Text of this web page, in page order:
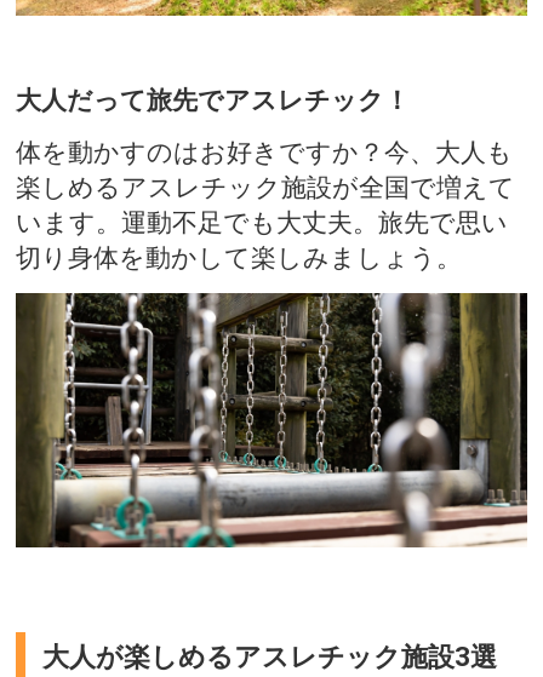
大人だって旅先でアスレチック！
体を動かすのはお好きですか？今、大人も
楽しめるアスレチック施設が全国で増えて
います。運動不足でも大丈夫。旅先で思い
切り身体を動かして楽しみましょう。
大人が楽しめるアスレチック施設3選